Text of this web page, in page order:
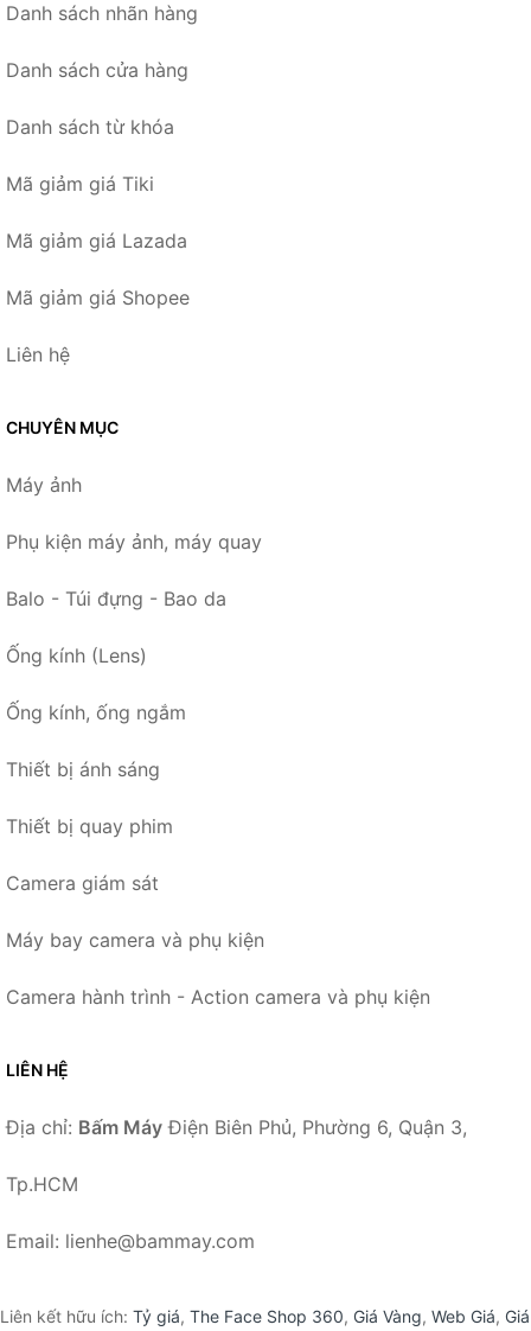
Danh sách nhãn hàng
Danh sách cửa hàng
Danh sách từ khóa
Mã giảm giá Tiki
Mã giảm giá Lazada
Mã giảm giá Shopee
Liên hệ
CHUYÊN MỤC
Máy ảnh
Phụ kiện máy ảnh, máy quay
Balo - Túi đựng - Bao da
Ống kính (Lens)
Ống kính, ống ngắm
Thiết bị ánh sáng
Thiết bị quay phim
Camera giám sát
Máy bay camera và phụ kiện
Camera hành trình - Action camera và phụ kiện
LIÊN HỆ
Địa chỉ: Bấm Máy Điện Biên Phủ, Phường 6, Quận 3,
Tp.HCM
Email: lienhe@bammay.com
Liên kết hữu ích: Tỷ giá, The Face Shop 360, Giá Vàng, Web Giá, Giá